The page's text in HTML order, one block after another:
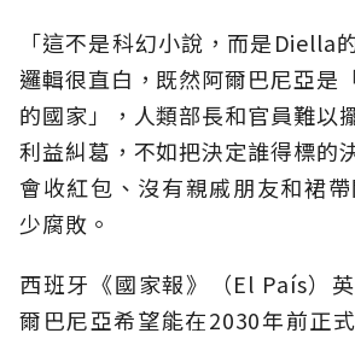
「這不是科幻小說，而是Diella
邏輯很直白，既然阿爾巴尼亞是
的國家」，人類部長和官員難以
利益糾葛，不如把決定誰得標的
會收紅包、沒有親戚朋友和裙
少腐敗。
西班牙《國家報》（El País）
爾巴尼亞希望能在2030年前正